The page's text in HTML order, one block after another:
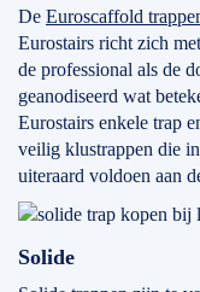
De Euroscaffold
Eurostairs richt zich
de professional als de
geanodiseerd wat
Eurostairs enkele trap
veilig klustrappen die
uiteraard voldoen aan
Solide